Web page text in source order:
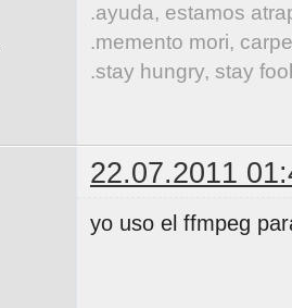
.ayuda, estamos
.memento mori,
.stay hungry, stay
22.07.2011
yo uso el ffmpeg